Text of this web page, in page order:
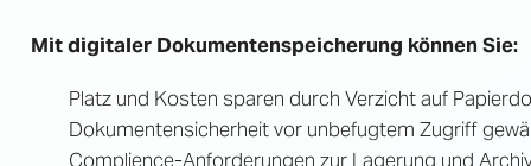
Mit digitaler Dokumentenspeicherung können Sie:
Platz und Kosten sparen durch Verzicht auf
Dokumentensicherheit vor unbefugtem Zugriff
Complience-Anforderungen zur Lagerung und